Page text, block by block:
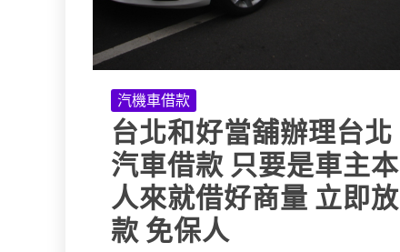
汽機車借款
台北和好當舖辦理台北
汽車借款 只要是車主本
人來就借好商量 立即放
款 免保人